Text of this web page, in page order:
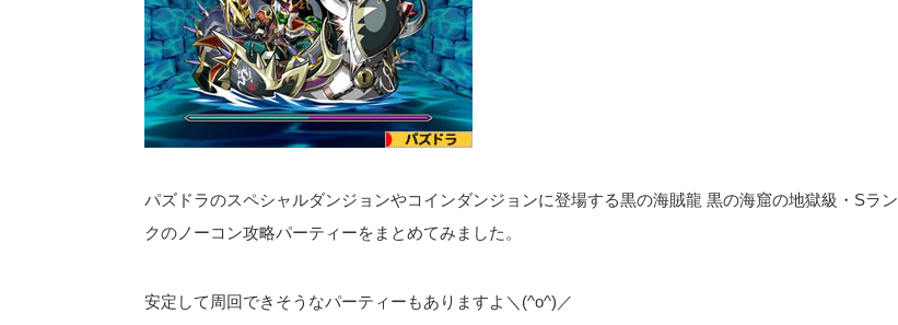
パズドラのスペシャルダンジョンやコインダンジョンに登場する黒の海賊龍 黒の海窟の地獄級・Sラン
クのノーコン攻略パーティーをまとめてみました。
安定して周回できそうなパーティーもありますよ＼(^o^)／